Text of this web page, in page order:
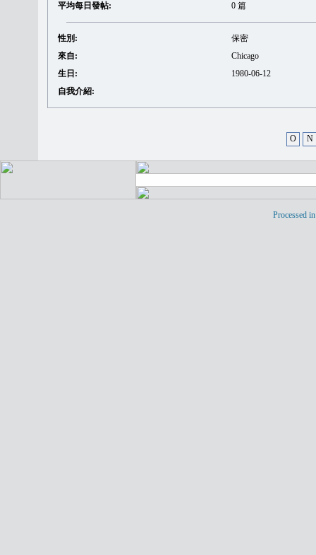
平均每日發帖:
0 篇
性別:
保密
來自:
Chicago
生日:
1980-06-12
自我介紹:
O N
Processed